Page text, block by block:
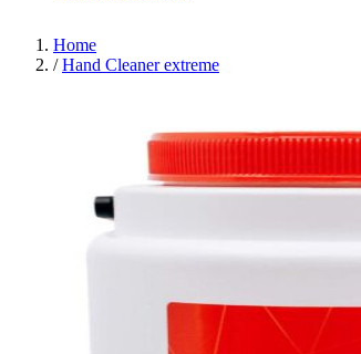
Home
/ Hand Cleaner extreme